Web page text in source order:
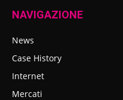
NAVIGAZIONE
News
Case History
Internet
Mercati